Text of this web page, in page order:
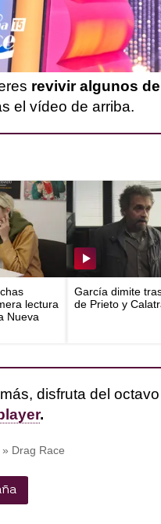
como su
como persona
que se gane un
revivir algunos
el vídeo de arriba.
lectura
Nueva
García dimite
de Prieto y
disfruta del
.
» Drag Race